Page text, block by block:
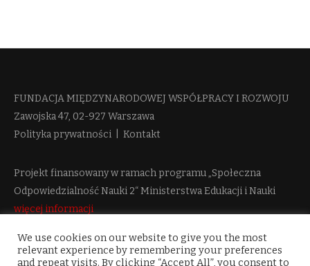
FUNDACJA MIĘDZYNARODOWEJ WSPÓŁPRACY I ROZWOJU​
Zawojska 47, 02-927 Warszawa
Polityka prywatności
Kontakt
Projekt finansowany w ramach programu „Społeczna
Odpowiedzialność Nauki 2“ Ministerstwa Edukacji i Nauki
więcej informacji
We use cookies on our website to give you the most
relevant experience by remembering your preferences
and repeat visits. By clicking “Accept All”, you consent to